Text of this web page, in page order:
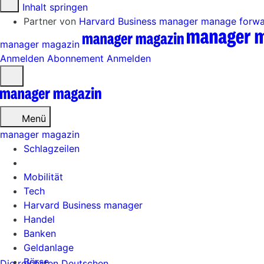
Zum Inhalt springen
Partner von Harvard Business manager manage
manager magazin
Anmelden Abonnement Anmelden
öffnen
Menü
Schlagzeilen
Mobilität
Tech
Harvard Business manager
Handel
Banken
Geldanlage
Börse
manager magazin